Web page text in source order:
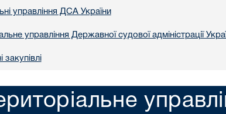
управління ДСА України
управління Державної судової адміністрації